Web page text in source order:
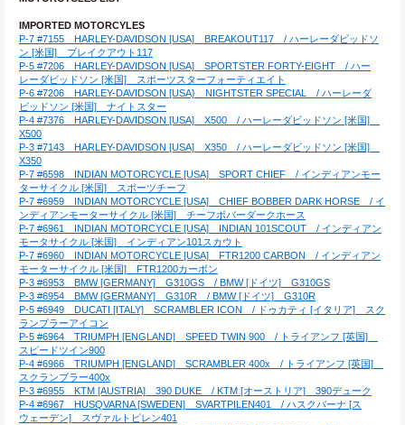
IMPORTED MOTORCYLES
P-7 #7155　HARLEY-DAVIDSON [USA]　BREAKOUT117　/ ハーレーダビッドソ
ン [米国]　ブレイクアウト117
P-5 #7206　HARLEY-DAVIDSON [USA]　SPORTSTER FORTY-EIGHT　/ ハー
レーダビッドソン [米国]　スポーツスターフォーティエイト
P-6 #7206　HARLEY-DAVIDSON [USA}　NIGHTSTER SPECIAL　/ ハーレーダ
ビッドソン [米国]　ナイトスター
P-4 #7376　HARLEY-DAVIDSON [USA]　X500　/ ハーレーダビッドソン [米国]
X500
P-3 #7143　HARLEY-DAVIDSON [USA]　X350　/ ハーレーダビッドソン [米国]
X350
P-7 #6598　INDIAN MOTORCYCLE [USA]　SPORT CHIEF　/ インディアンモー
ターサイクル [米国]　スポーツチーフ
P-7 #6959　INDIAN MOTORCYCLE [USA]　CHIEF BOBBER DARK HORSE　/ イ
ンディアンモーターサイクル [米国]　チーフボバーダークホース
P-7 #6961　INDIAN MOTORCYCLE [USA]　INDIAN 101SCOUT　/ インディアン
モータサイクル [米国]　インディアン101スカウト
P-7 #6960　INDIAN MOTORCYCLE [USA]　FTR1200 CARBON　/ インディアン
モーターサイクル [米国]　FTR1200カーボン
P-3 #6953　BMW [GERMANY]　G310GS　/ BMW [ドイツ]　G310GS
P-3 #6954　BMW [GERMANY]　G310R　/ BMW [ドイツ]　G310R
P-5 #6949　DUCATI [ITALY]　SCRAMBLER ICON　/ ドゥカティ [イタリア]　スク
ランブラーアイコン
P-5 #6964　TRIUMPH [ENGLAND]　SPEED TWIN 900　/ トライアンフ [英国]
スピードツイン900
P-4 #6966　TRIUMPH [ENGLAND]　SCRAMBLER 400x　/ トライアンフ [英国]
スクランブラー400x
P-3 #6955　KTM [AUSTRIA]　390 DUKE　/ KTM [オーストリア]　390デューク
P-4 #6967　HUSQVARNA [SWEDEN]　SVARTPILEN401　/ ハスクバーナ [ス
ウェーデン]　スヴァルトピレン401